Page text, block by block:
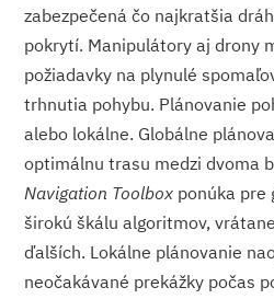
zabezpečená čo najkratšia
pokrytí. Manipulátory aj drony
požiadavky na plynulé
trhnutia pohybu. Plánovanie
alebo lokálne. Globálne
optimálnu trasu medzi dvoma
Navigation Toolbox ponúka pre
širokú škálu algoritmov,
ďalších. Lokálne plánovanie
neočakávané prekážky počas